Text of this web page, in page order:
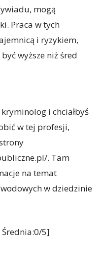
mogą
Praca w tych
i ryzykiem,
wyższe niż śred
i chciałbyś
w tej profesji,
. Tam
na temat
w dziedzinie
5]